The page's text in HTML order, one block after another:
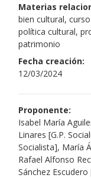
Materias
bien cultural,
política cultural,
patrimonio
Fecha creación:
12/03/2024
Proponente:
Isabel María
Linares [G.P.
Socialista], María
Rafael Alfonso
Sánchez Escudero